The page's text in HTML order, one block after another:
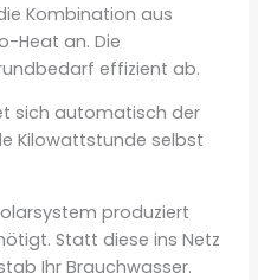
Kombination aus
Heat an. Die
effizient ab.
sich automatisch der
Kilowattstunde selbst
produziert
Statt diese ins Netz
Ihr Brauchwasser.